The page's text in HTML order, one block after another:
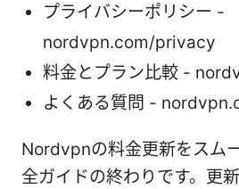
プライバシーポリシー -
nordvpn.com/privacy
料金とプラン比較 -
よくある質問 -
Nordvpnの料金更新をスム
全ガイドの終わりです。更